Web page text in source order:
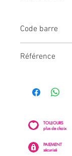
Code barre
Référence
TOUJOURS
plus de choix
PAIEMENT
sécurisé